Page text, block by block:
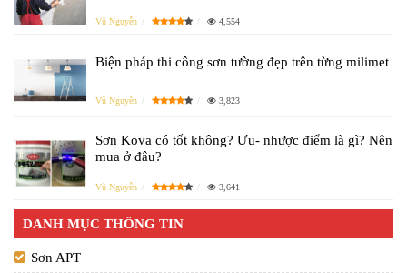
Vũ Nguyễn 4,554
Biện pháp thi công sơn tường đẹp trên từng milimet
Vũ Nguyễn 3,823
Sơn Kova có tốt không? Ưu- nhược điểm là gì? Nên
mua ở đâu?
Vũ Nguyễn 3,641
DANH MỤC THÔNG TIN
Sơn APT